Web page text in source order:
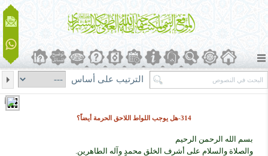
الترتيب على أساس
314-هل یوجب اللواط اللاحق الحرمة أیضاً؟
بسم الله الرحمن الرحیم
والصلاة والسلام على أشرف الخلق محمدٍ وآله الطاهرین.